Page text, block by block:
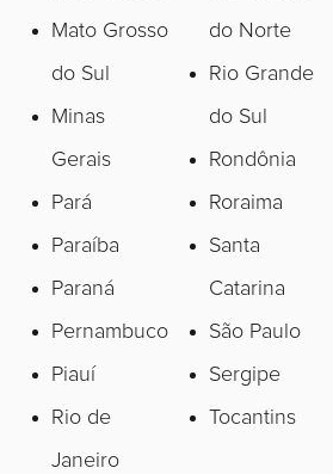
Mato Grosso
do Sul
Minas
Gerais
Pará
Paraíba
Paraná
Pernambuco
Piauí
Rio de
Janeiro
do Norte
Rio Grande
do Sul
Rondônia
Roraima
Santa
Catarina
São Paulo
Sergipe
Tocantins